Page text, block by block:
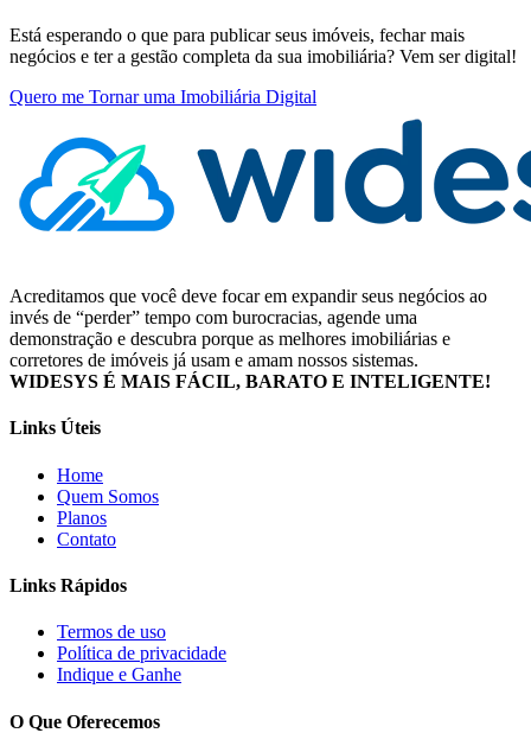
Está esperando o que para publicar seus imóveis, fechar mais
negócios e ter a gestão completa da sua imobiliária? Vem ser digital!
Quero me Tornar uma Imobiliária Digital
Acreditamos que você deve focar em expandir seus negócios ao
invés de “perder” tempo com burocracias, agende uma
demonstração e descubra porque as melhores imobiliárias e
corretores de imóveis já usam e amam nossos sistemas.
WIDESYS É MAIS FÁCIL, BARATO E INTELIGENTE!
Links Úteis
Home
Quem Somos
Planos
Contato
Links Rápidos
Termos de uso
Política de privacidade
Indique e Ganhe
O Que Oferecemos